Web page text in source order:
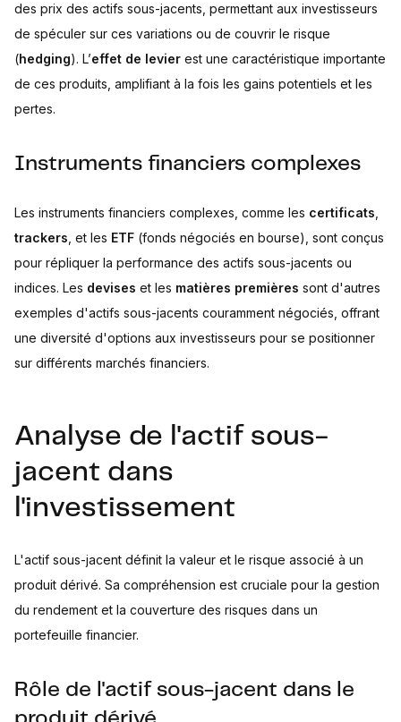
des prix des actifs sous-jacents, permettant aux investisseurs
de spéculer sur ces variations ou de couvrir le risque
(hedging). L’effet de levier est une caractéristique importante
de ces produits, amplifiant à la fois les gains potentiels et les
pertes.
Instruments financiers complexes
Les instruments financiers complexes, comme les certificats
trackers , et les ETF (fonds négociés en bourse), sont conçus
pour répliquer la performance des actifs sous-jacents ou
indices. Les devises et les matières premières sont d'autres
exemples d'actifs sous-jacents couramment négociés, offrant
une diversité d'options aux investisseurs pour se positionner
sur différents marchés financiers.
Analyse de l'actif sous-
jacent dans
l'investissement
L'actif sous-jacent définit la valeur et le risque associé à un
produit dérivé. Sa compréhension est cruciale pour la gestion
du rendement et la couverture des risques dans un
portefeuille financier.
Rôle de l'actif sous-jacent dans le